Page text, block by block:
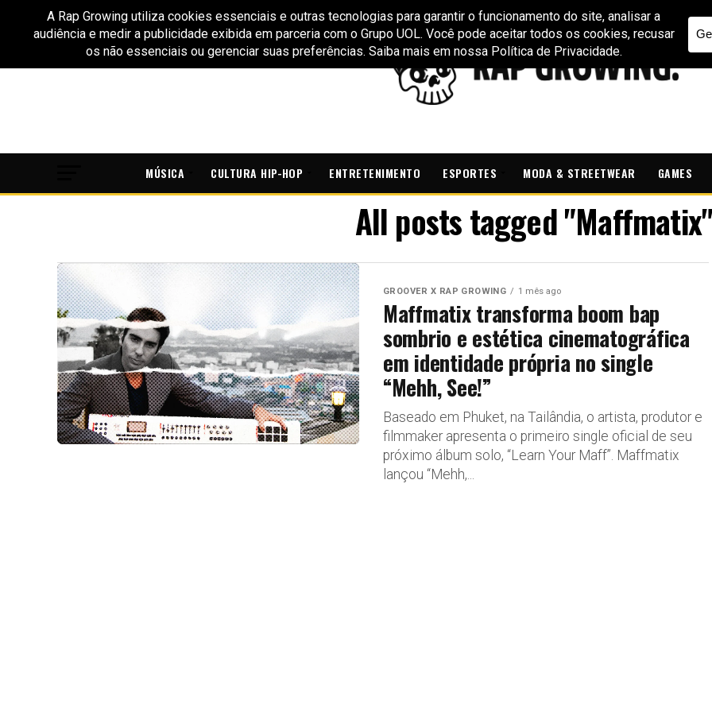
MÚSICA CULTURA HIP-HOP ENTRETENIMENTO ESPORTES MODA & STREETWEAR GAMES
All posts tagged
GROOVER X RAP GROWING 1 mês ago
Maffmatix transforma boom bap
sombrio e estética cinematográfica
em identidade própria no single
“Mehh, See!”
Baseado em Phuket, na Tailândia, o artista, produtor e
filmmaker apresenta o primeiro single oficial de seu
próximo álbum solo, “Learn Your Maff”. Maffmatix
lançou “Mehh,...